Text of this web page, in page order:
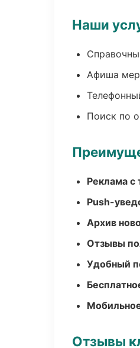
Наши
Афиша
Поиск по
Реклама с
Push-
Архив
Отзывы
Удобный
Отзывы